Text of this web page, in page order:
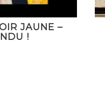
JAUNE –
!